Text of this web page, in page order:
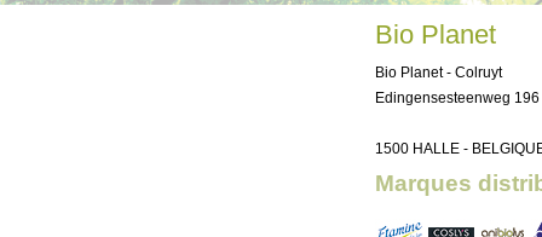
Bio Planet
Bio Planet - Colruyt
Edingensesteenweg
1500 HALLE -
Marques